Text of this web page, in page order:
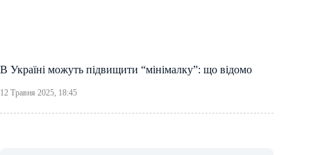
В Україні можуть підвищити “мінімалку”: що відомо
12 Травня 2025, 18:45